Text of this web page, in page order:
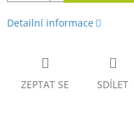
Detailní informace
ZEPTAT SE SDÍLET